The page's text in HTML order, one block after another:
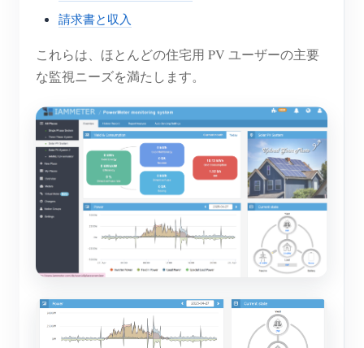
請求書と収入
これらは、ほとんどの住宅用 PV ユーザーの主要
な監視ニーズを満たします。